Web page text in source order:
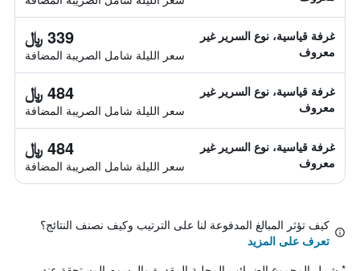
غرفة قياسية، نوع السرير غير
معروف
339 ﷼
سعر الليلة شامل الصريبة المضافة
غرفة قياسية، نوع السرير غير
معروف
484 ﷼
سعر الليلة شامل الصريبة المضافة
غرفة قياسية، نوع السرير غير
معروف
484 ﷼
سعر الليلة شامل الصريبة المضافة
كيف تؤثر المبالغ المدفوعة لنا على الترتيب وكيف نصنف النتائج؟
تعرف على المزيد